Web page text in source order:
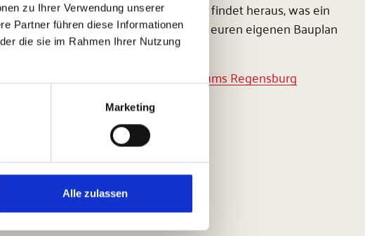
zu Ihrer Verwendung unserer
Partner führen diese Informationen
die sie im Rahmen Ihrer Nutzung
Marketing
Alle zulassen
in die Rolle eines Architekten und findet heraus, was ein
dürft ihr mit Hilfe einer Blaupause euren eigenen Bauplan
der Kunstsammlungen des Bistums Regensburg